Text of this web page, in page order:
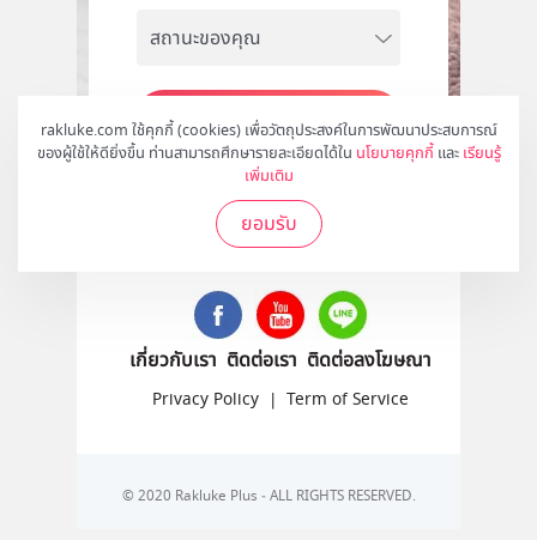
rakluke.com ใช้คุกกี้ (cookies) เพื่อวัตถุประสงค์ในการพัฒนาประสบการณ์
ของผู้ใช้ให้ดียิ่งขึ้น ท่านสามารถศึกษารายละเอียดได้ใน นโยบายคุกกี้ และ เรียนรู้
เพิ่มเติม
ยอมรับ
สมัคร
ติดตามเราได้ที่
เกี่ยวกับเรา ติดต่อเรา ติดต่อลงโฆษณา
Privacy Policy | Term of Service
© 2020 Rakluke Plus - ALL RIGHTS RESERVED.